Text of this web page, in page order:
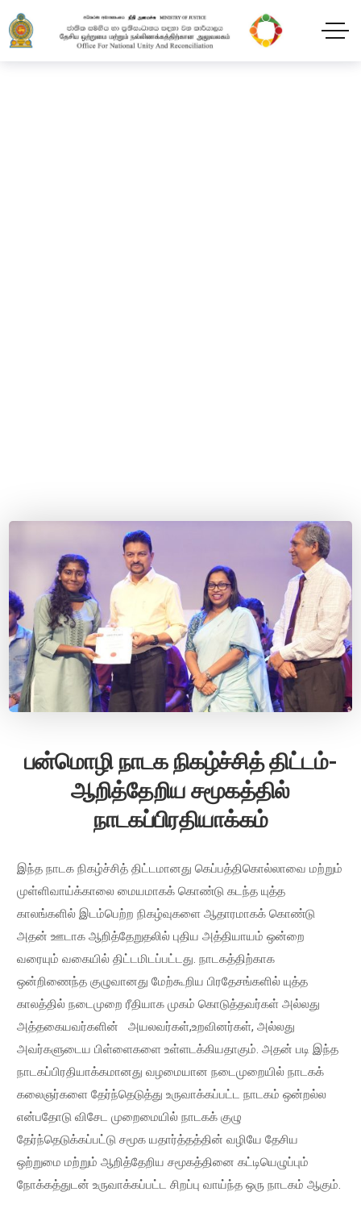
பன்மொழி நாடக நிகழ்ச்சித் திட்டம்-
ஆறித்தேறிய சமூகத்தில்
நாடகப்பிரதியாக்கம்
இந்த நாடக நிகழ்ச்சித் திட்டமானது கெப்பத்திகொல்லாவை மற்றும்
முள்ளிவாய்க்காலை மையமாகக் கொண்டு கடந்த யுத்த
காலங்களில் இடம்பெற்ற நிகழ்வுகளை ஆதாரமாகக் கொண்டு
அதன் ஊடாக ஆறித்தேறுதலில் புதிய அத்தியாயம் ஒன்றை
வரையும் வகையில் திட்டமிடப்பட்டது. நாடகத்திற்காக
ஒன்றிணைந்த குழுவானது மேற்கூறிய பிரதேசங்களில் யுத்த
காலத்தில் நடைமுறை ரீதியாக முகம் கொடுத்தவர்கள் அல்லது
அத்தகையவர்களின் அயலவர்கள்,உறவினர்கள், அல்லது
அவர்களுடைய பிள்ளைகளை உள்ளடக்கியதாகும். அதன் படி இந்த
நாடகப்பிரதியாக்கமானது வழமையான நடைமுறையில் நாடகக்
கலைஞர்களை தேர்ந்தெடுத்து உருவாக்கப்பட்ட நாடகம் ஒன்றல்ல
என்பதோடு விசேட முறைமையில் நாடகக் குழு
தேர்ந்தெடுக்கப்பட்டு சமூக யதார்த்தத்தின் வழியே தேசிய
ஒற்றுமை மற்றும் ஆறித்தேறிய சமூகத்தினை கட்டியெழுப்பும்
நோக்கத்துடன் உருவாக்கப்பட்ட சிறப்பு வாய்ந்த ஒரு நாடகம் ஆகும்.